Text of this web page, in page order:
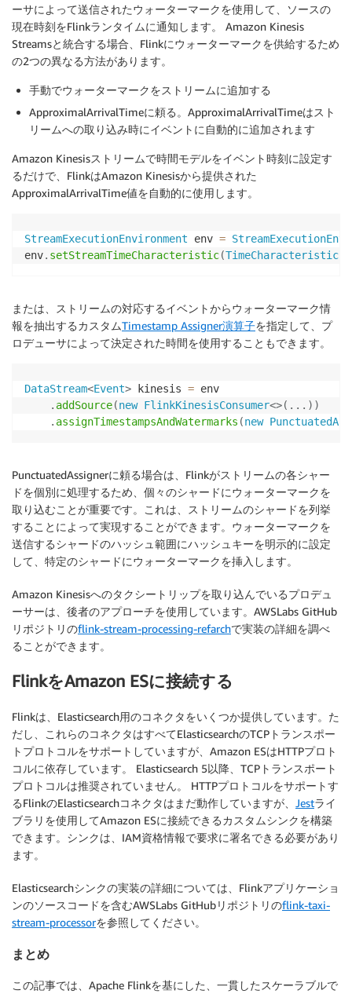
ーサによって送信されたウォーターマークを使用して、ソースの
現在時刻をFlinkランタイムに通知します。 Amazon Kinesis
Streamsと統合する場合、Flinkにウォーターマークを供給するため
の2つの異なる方法があります。
手動でウォーターマークをストリームに追加する
ApproximalArrivalTimeに頼る。ApproximalArrivalTimeはスト
リームへの取り込み時にイベントに自動的に追加されます
Amazon Kinesisストリームで時間モデルをイベント時刻に設定す
るだけで、FlinkはAmazon Kinesisから提供された
ApproximalArrivalTime値を自動的に使用します。
StreamExecutionEnvironment env =
env. setStreamTimeCharacteristic(TimeCharacteristic
または、ストリームの対応するイベントからウォーターマーク情
報を抽出するカスタムTimestamp Assigner演算子を指定して、プ
ロデューサによって決定された時間を使用することもできます。
DataStream<Event> kinesis = env
. addSource(new FlinkKinesisConsumer<>( . . . ) )
. assignTimestampsAndWatermarks (new
PunctuatedAssignerに頼る場合は、Flinkがストリームの各シャー
ドを個別に処理するため、個々のシャードにウォーターマークを
取り込むことが重要です。これは、ストリームのシャードを列挙
することによって実現することができます。ウォーターマークを
送信するシャードのハッシュ範囲にハッシュキーを明示的に設定
して、特定のシャードにウォーターマークを挿入します。
Amazon Kinesisへのタクシートリップを取り込んでいるプロデュ
ーサーは、後者のアプローチを使用しています。AWSLabs GitHub
リポジトリのflink-stream-processing-refarchで実装の詳細を調べ
ることができます。
FlinkをAmazon ESに接続する
Flinkは、Elasticsearch用のコネクタをいくつか提供しています。た
だし、これらのコネクタはすべてElasticsearchのTCPトランスポー
トプロトコルをサポートしていますが、Amazon ESはHTTPプロト
コルに依存しています。 Elasticsearch 5以降、TCPトランスポート
プロトコルは推奨されていません。 HTTPプロトコルをサポートす
るFlinkのElasticsearchコネクタはまだ動作していますが、 Jestライ
ブラリを使用してAmazon ESに接続できるカスタムシンクを構築
できます。シンクは、IAM資格情報で要求に署名できる必要があり
ます。
Elasticsearchシンクの実装の詳細については、Flinkアプリケーショ
ンのソースコードを含むAWSLabs GitHubリポジトリのflink-taxi-
stream-processorを参照してください。
まとめ
この記事では、Apache Flinkを基にした、一貫したスケーラブルで